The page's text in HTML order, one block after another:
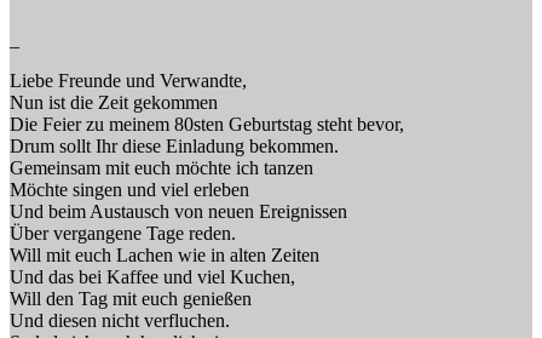
Liebe Freunde und Verwandte,
Nun ist die Zeit gekommen
Die Feier zu meinem 80sten Geburtstag steht bevor,
Drum sollt Ihr diese Einladung bekommen.
Gemeinsam mit euch möchte ich tanzen
Möchte singen und viel erleben
Und beim Austausch von neuen Ereignissen
Über vergangene Tage reden.
Will mit euch Lachen wie in alten Zeiten
Und das bei Kaffee und viel Kuchen,
Will den Tag mit euch genießen
Und diesen nicht verfluchen.